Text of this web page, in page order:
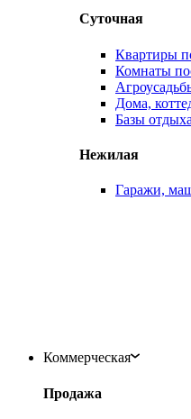
Суточная
Квартиры
Комнаты
Дома,
Базы
Нежилая
Гаражи,
Коммерческая
Продажа